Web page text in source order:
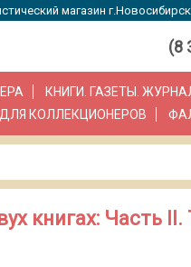
магазин
(8
КНИГИ. ГАЗЕТЫ.
КОЛЛЕКЦИОНЕРОВ
книгах: Часть